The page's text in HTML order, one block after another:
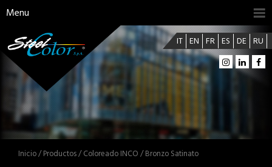
Menu
IT EN FR ES DE RU
Inicio/Productos/Coloreado INCO / Bronzo Satinato